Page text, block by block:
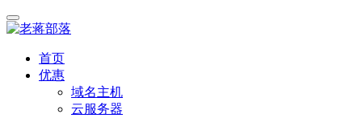
首页
优惠
域名主机
云服务器